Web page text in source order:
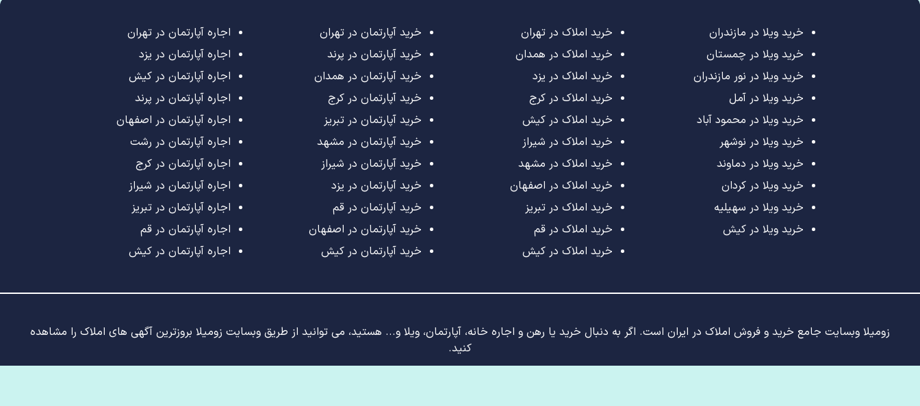
خرید ویلا در مازندران
خرید ویلا در چمستان
خرید ویلا در نور مازندران
خرید ویلا در آمل
خرید ویلا در محمود آباد
خرید ویلا در نوشهر
خرید ویلا در دماوند
خرید ویلا در کردان
خرید ویلا در سهیلیه
خرید ویلا در کیش
خرید املاک در تهران
خرید املاک در همدان
خرید املاک در یزد
خرید املاک در کرج
خرید املاک در کیش
خرید املاک در شیراز
خرید املاک در مشهد
خرید املاک در اصفهان
خرید املاک در تبریز
خرید املاک در قم
خرید املاک در کیش
خرید آپارتمان در تهران
خرید آپارتمان در پرند
خرید آپارتمان در همدان
خرید آپارتمان در کرج
خرید آپارتمان در تبریز
خرید آپارتمان در مشهد
خرید آپارتمان در شیراز
خرید آپارتمان در یزد
خرید آپارتمان در قم
خرید آپارتمان در اصفهان
خرید آپارتمان در کیش
اجاره آپارتمان در تهران
اجاره آپارتمان در یزد
اجاره آپارتمان در کیش
اجاره آپارتمان در پرند
اجاره آپارتمان در اصفهان
اجاره آپارتمان در رشت
اجاره آپارتمان در کرج
اجاره آپارتمان در شیراز
اجاره آپارتمان در تبریز
اجاره آپارتمان در قم
اجاره آپارتمان در کیش
زومیلا وبسایت جامع خرید و فروش املاک در ایران است. اگر به دنبال خرید یا رهن و اجاره خانه، آپارتمان، ویلا و... هستید، می توانید از طریق وبسایت زومیلا بروزترین آگهی های املاک را مشاهده
کنید.